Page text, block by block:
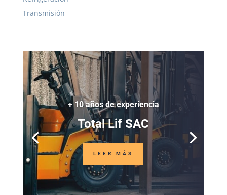
Transmisión
+ 10 años de experiencia
Total Lif SAC
LEER MÁS